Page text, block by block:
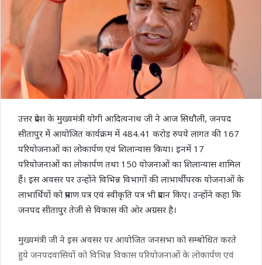
उत्तर प्रदेश के मुख्यमंत्री योगी आदित्यनाथ जी ने आज सिधौली, जनपद
सीतापुर में आयोजित कार्यक्रम में 484.41 करोड़ रुपये लागत की 167
परियोजनाओं का लोकार्पण एवं शिलान्यास किया। इनमें 17
परियोजनाओं का लोकार्पण तथा 150 योजनाओं का शिलान्यास शामिल
हैं। इस अवसर पर उन्होंने विभिन्न विभागों की लाभार्थीपरक योजनाओं के
लाभार्थियों को प्रमाण पत्र एवं स्वीकृति पत्र भी प्रदान किए। उन्होंने कहा कि
जनपद सीतापुर तेजी से विकास की ओर अग्रसर है।
मुख्यमंत्री जी ने इस अवसर पर आयोजित जनसभा को सम्बोधित करते
हुये जनपदवासियों को विभिन्न विकास परियोजनाओं के लोकार्पण एवं